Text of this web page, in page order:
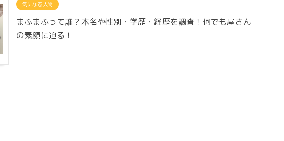
気になる人物
まふまふって誰？本名や性別・学歴・経歴を調査！何でも屋さん
の素顔に迫る！